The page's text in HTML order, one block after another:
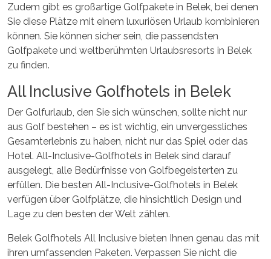
Zudem gibt es großartige Golfpakete in Belek, bei denen
Sie diese Plätze mit einem luxuriösen Urlaub kombinieren
können. Sie können sicher sein, die passendsten
Golfpakete und weltberühmten Urlaubsresorts in Belek
zu finden.
All Inclusive Golfhotels in Belek
Der Golfurlaub, den Sie sich wünschen, sollte nicht nur
aus Golf bestehen – es ist wichtig, ein unvergessliches
Gesamterlebnis zu haben, nicht nur das Spiel oder das
Hotel. All-Inclusive-Golfhotels in Belek sind darauf
ausgelegt, alle Bedürfnisse von Golfbegeisterten zu
erfüllen. Die besten All-Inclusive-Golfhotels in Belek
verfügen über Golfplätze, die hinsichtlich Design und
Lage zu den besten der Welt zählen.
Belek Golfhotels All Inclusive bieten Ihnen genau das mit
ihren umfassenden Paketen. Verpassen Sie nicht die